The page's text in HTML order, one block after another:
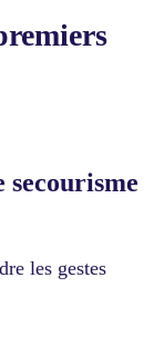
secourisme
les gestes